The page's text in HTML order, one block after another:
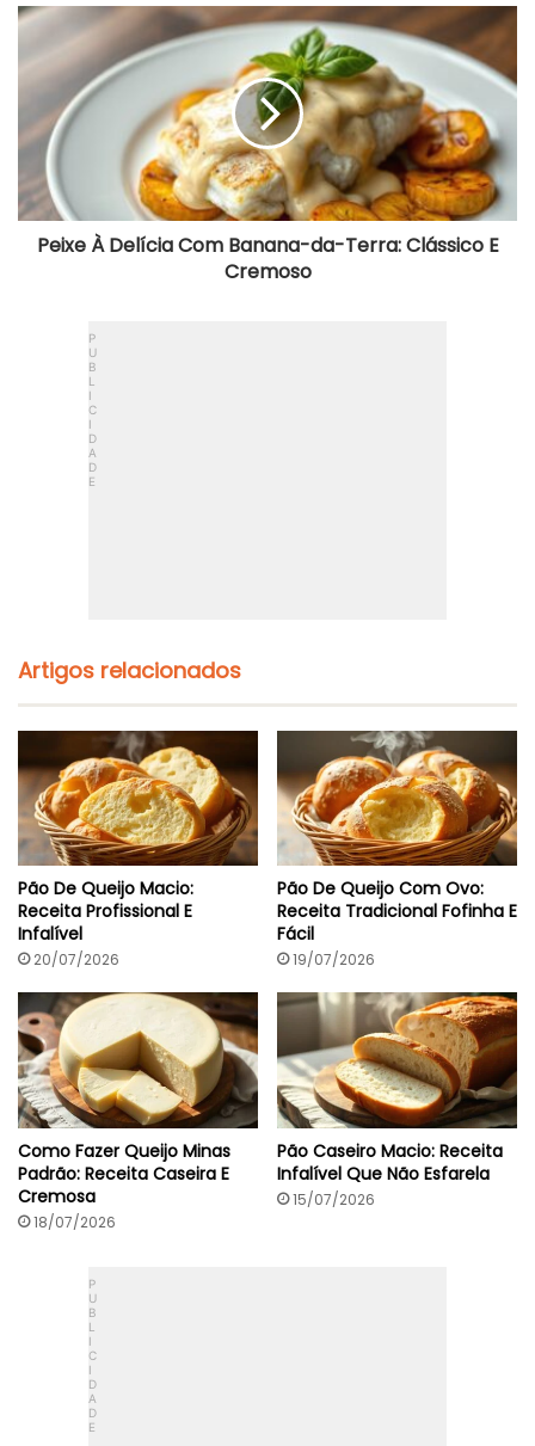
Peixe
À
Delícia
Com
Banana-
da-
Terra:
Clássico
E
Cremoso
Peixe À Delícia Com Banana-da-Terra: Clássico E
Cremoso
Artigos relacionados
Pão De Queijo Macio:
Receita Profissional E
Infalível
20/07/2026
Pão De Queijo Com Ovo:
Receita Tradicional Fofinha E
Fácil
19/07/2026
Como Fazer Queijo Minas
Padrão: Receita Caseira E
Cremosa
18/07/2026
Pão Caseiro Macio: Receita
Infalível Que Não Esfarela
15/07/2026